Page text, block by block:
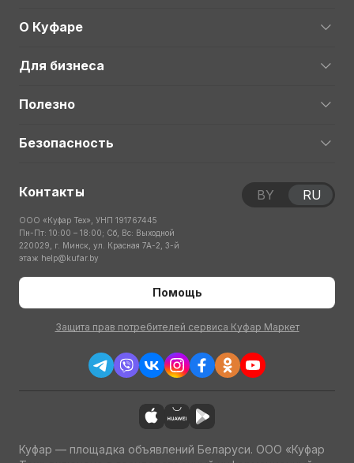
О Куфаре
Для бизнеса
Полезно
Безопасность
Контакты
ООО «Куфар Тех», УНП 191767445
Пн-Пт: 10:00 – 18:00; Сб, Вс: Выходной
220029, г. Минск, ул. Красная 7А-2, 3-й
этаж help@kufar.by
Помощь
Защита прав потребителей сервиса Куфар Маркет
BY RU
Куфар — площадка объявлений Беларуси. ООО «Куфар